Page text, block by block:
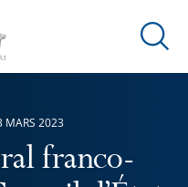
Ouvrir
franco-
MARS 2023